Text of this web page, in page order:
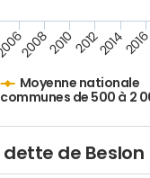
Moyenne nationale
communes de 500 à 2
20082010201220142016
de Beslon